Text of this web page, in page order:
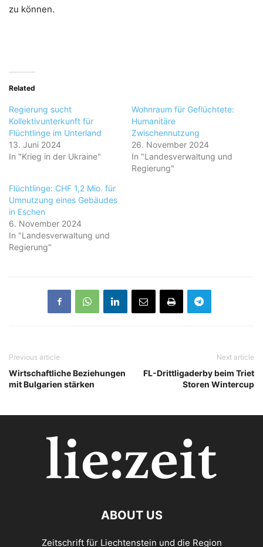
zu können.
Related
Regierung sucht
Kollektivunterkunft für
Flüchtlinge im Unterland
13. Juni 2024
In "Krieg in der Ukraine"
Wohnraum für Geflüchtete:
Humanitäre
Zwischennutzung
26. November 2024
In "Landesverwaltung und
Regierung"
Flüchtlinge: CHF 1,2 Mio. für
Umnutzung eines Gebäudes
in Eschen
6. November 2024
In "Landesverwaltung und
Regierung"
Previous article
Wirtschaftliche Beziehungen
mit Bulgarien stärken
Next article
FL-Drittligaderby beim Triet
Storen Wintercup
ABOUT US
Zeitschrift für Liechtenstein und die Region